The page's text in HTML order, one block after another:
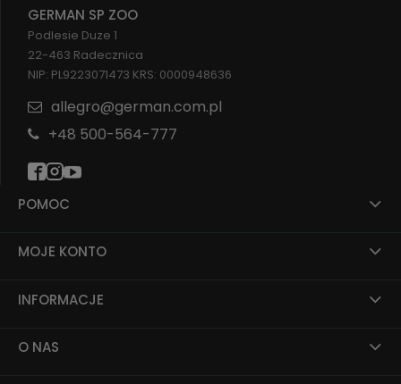
POMOC
MOJE KONTO
INFORMACJE
O NAS
GERMAN SP ZOO
Podlesie Duze 1
22-463 Radecznica
NIP: PL9223071473 KRS: 0000948636
allegro@german.com.pl
+48 500-564-777